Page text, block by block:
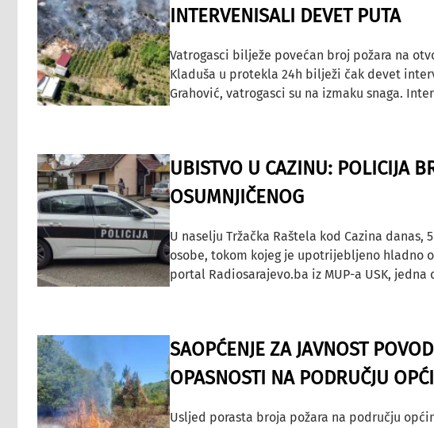
INTERVENISALI DEVET PUTA
Vatrogasci bilježe povećan broj požara na
Kladuša u protekla 24h bilježi čak devet
Grahović, vatrogasci su na izmaku snaga.
UBISTVO U CAZINU: POLICIJA
OSUMNJIČENOG
U naselju Tržačka Raštela kod Cazina
osobe, tokom kojeg je upotrijebljeno hladno
portal Radiosarajevo.ba iz MUP-a USK, jedna
SAOPĆENJE ZA JAVNOST
OPASNOSTI NA PODRUČJU
Usljed porasta broja požara na području